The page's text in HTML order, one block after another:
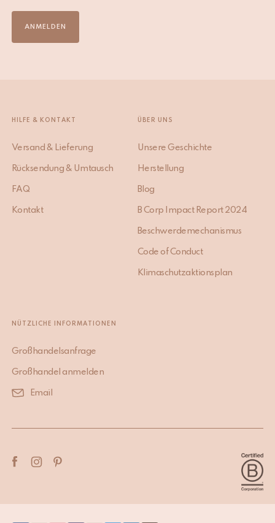
ANMELDEN
HILFE & KONTAKT
Versand & Lieferung
Rücksendung & Umtausch
FAQ
Kontakt
ÜBER UNS
Unsere Geschichte
Herstellung
Blog
B Corp Impact Report 2024
Beschwerdemechanismus
Code of Conduct
Klimaschutzaktionsplan
NÜTZLICHE INFORMATIONEN
Großhandelsanfrage
Großhandel anmelden
Email